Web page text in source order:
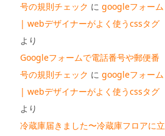
号の規則チェック に googleフォーム
| webデザイナーがよく使うcssタグ
より
Googleフォームで電話番号や郵便番
号の規則チェック に googleフォーム
| webデザイナーがよく使うcssタグ
より
冷蔵庫届きました〜冷蔵庫フロアに立